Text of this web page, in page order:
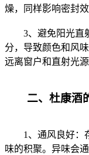
燥，同样影响密封效
3、避免阳光直射
分，导致颜色和风
远离窗户和直射光源
二、杜康酒
1、通风良好：存
味的积聚。异味会